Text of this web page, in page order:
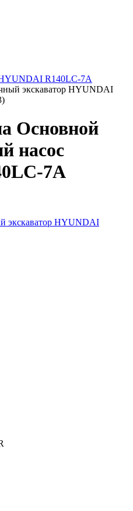
R140LC-7A
экскаватор HYUNDAI
Основной
насос
7A